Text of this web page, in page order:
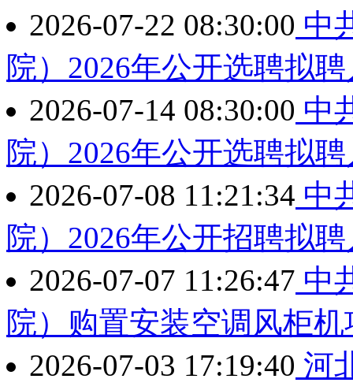
2026-07-22 08:30:00 中
院）2026年公开选聘拟
2026-07-14 08:30:00 中
院）2026年公开选聘拟
2026-07-08 11:21:34 中
院）2026年公开招聘拟
2026-07-07 11:26:47 中
院）购置安装空调风柜
2026-07-03 17:19:40 河